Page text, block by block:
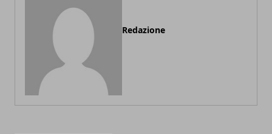
Redazione